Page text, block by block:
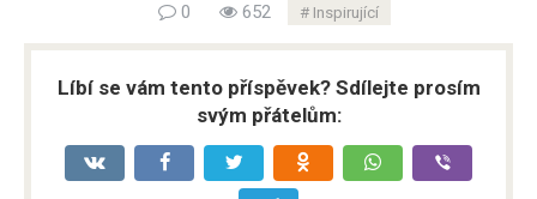
0 652 Inspirující
Líbí se vám tento příspěvek? Sdílejte prosím
svým přátelům: